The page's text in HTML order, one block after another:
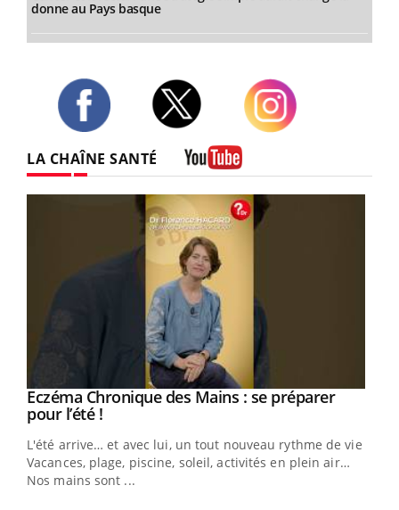
donne au Pays basque
LA CHAÎNE SANTÉ
Youtube
Eczéma Chronique des Mains : se préparer
pour l’été !Youtube
L'été arrive… et avec lui, un tout nouveau rythme de vie !
Vacances, plage, piscine, soleil, activités en plein air…
Nos mains sont ...